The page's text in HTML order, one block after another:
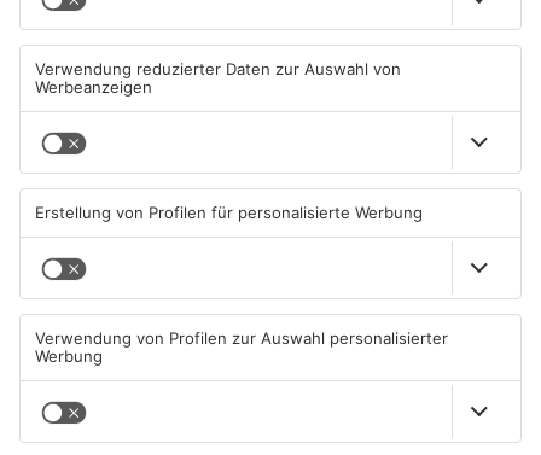
Mehr aus
Primaveraland
Müll wird in Kreisen
Aschaffenburg und
Miltenberg früher abgeholt
TOPNEWS
Primaveraland weisen teils
erhebliche Mängel auf